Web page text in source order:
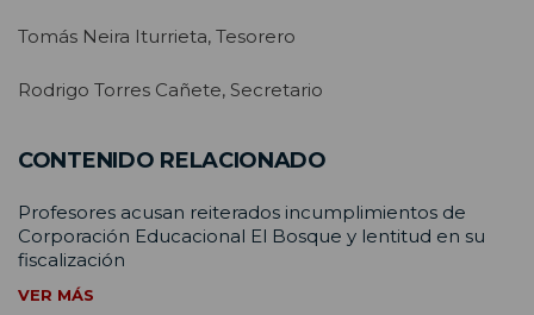
Tomás Neira Iturrieta, Tesorero
Rodrigo Torres Cañete, Secretario
CONTENIDO RELACIONADO
Profesores acusan reiterados incumplimientos de
Corporación Educacional El Bosque y lentitud en su
fiscalización
VER MÁS